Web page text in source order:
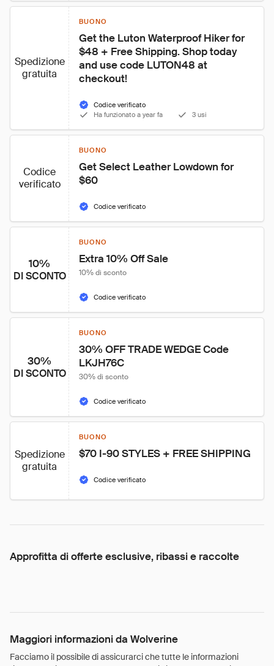
Spedizione
gratuita
BUONO
Get the Luton Waterproof Hiker for
$48 + Free Shipping. Shop today
and use code LUTON48 at
checkout!
Codice verificato
Ha funzionato a year fa
3 usi
Codice
verificato
BUONO
Get Select Leather Lowdown for
$60
Codice verificato
10%
DI SCONTO
BUONO
Extra 10% Off Sale
10% di sconto
Codice verificato
30%
DI SCONTO
BUONO
30% OFF TRADE WEDGE Code
LKJH76C
30% di sconto
Codice verificato
Spedizione
gratuita
BUONO
$70 I-90 STYLES + FREE SHIPPING
Codice verificato
Approfitta di offerte esclusive, ribassi e raccolte
Maggiori informazioni da Wolverine
Facciamo il possibile di assicurarci che tutte le informazioni